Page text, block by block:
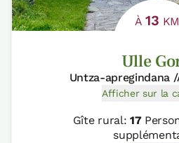
À13 KM
Ulle
Untza-apregindana
Afficher sur la
Gîte rural: 17